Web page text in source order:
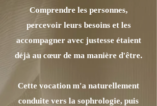
Comprendre les personnes,
percevoir leurs besoins et les
accompagner avec justesse étaient
déjà au cœur de ma manière d'être.
Cette vocation m'a naturellement
conduite vers la sophrologie, puis